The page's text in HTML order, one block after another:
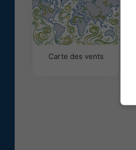
Carte des vents